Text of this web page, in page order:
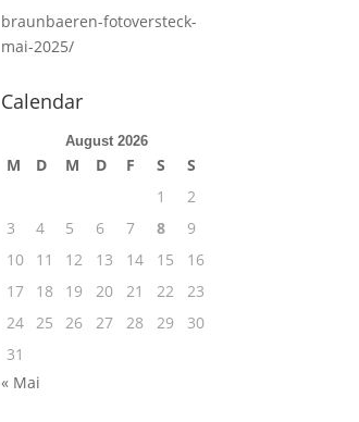
braunbaeren-fotoversteck-
mai-2025/
Calendar
August 2026
M D M D F S
S
1
2
3
4 5 6 7 8
9
10
11 12 13 14 15
16
17
18 19 20 21 22
23
24 25 26 27 28 29
30
31
« Mai